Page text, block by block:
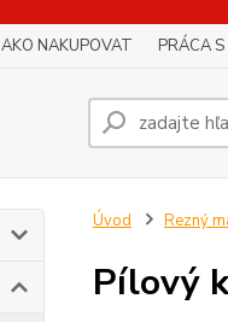
AKO NAKUPOVAT PRÁCA
Úvod Rezný
Pílový